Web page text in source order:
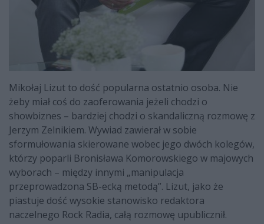
Mikołaj Lizut to dość popularna ostatnio osoba. Nie
żeby miał coś do zaoferowania jeżeli chodzi o
showbiznes – bardziej chodzi o skandaliczną rozmowę z
Jerzym Zelnikiem. Wywiad zawierał w sobie
sformułowania skierowane wobec jego dwóch kolegów,
którzy poparli Bronisława Komorowskiego w majowych
wyborach – między innymi „manipulacja
przeprowadzona SB-ecką metodą”. Lizut, jako że
piastuje dość wysokie stanowisko redaktora
naczelnego Rock Radia, całą rozmowę upublicznił.